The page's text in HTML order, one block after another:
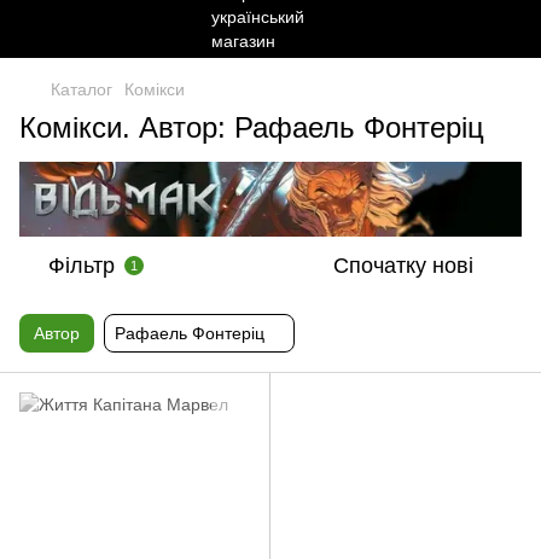
Каталог Комікси
Комікси. Автор: Рафаель Фонтеріц
Фільтр 1 Спочатку нові
Автор Рафаель Фонтеріц